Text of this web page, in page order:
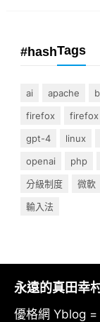
#hashTags
ai apache
firefox
firefox
gpt-4
linux
openai
php
分級制度
微軟
輸入法
永遠的真田幸
優格網 Yblog